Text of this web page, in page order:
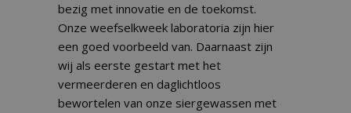
bezig met innovatie en de toekomst.
Onze weefselkweek laboratoria zijn hier
een goed voorbeeld van. Daarnaast zijn
wij als eerste gestart met het
vermeerderen en daglichtloos
bewortelen van onze siergewassen met